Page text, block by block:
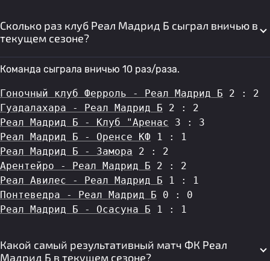
Сколько раз клуб Реал Мадрид Б сыграл вничью в
текущем сезоне?
Команда сыграла вничью 10 раз/раза.
Гоночный клуб Ферроль - Реал Мадрид Б 2 : 2
Гуадалахара - Реал Мадрид Б 2 : 2
Реал Мадрид Б - Клуб "Аренас 3 : 3
Реал Мадрид Б - Оренсе КФ 1 : 1
Реал Мадрид Б - Замора 2 : 2
Арентейро - Реал Мадрид Б 2 : 2
Реал Авилес - Реал Мадрид Б 1 : 1
Понтеведра - Реал Мадрид Б 0 : 0
Реал Мадрид Б - Осасуна Б 1 : 1
Какой самый результативный матч ФК Реал
Мадрид Б в текущем сезоне?